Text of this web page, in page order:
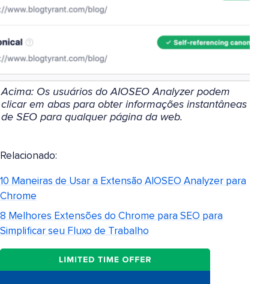
Acima: Os usuários do AIOSEO Analyzer podem
clicar em abas para obter informações instantâneas
de SEO para qualquer página da web.
Relacionado:
10 Maneiras de Usar a Extensão AIOSEO Analyzer para
Chrome
8 Melhores Extensões do Chrome para SEO para
Simplificar seu Fluxo de Trabalho